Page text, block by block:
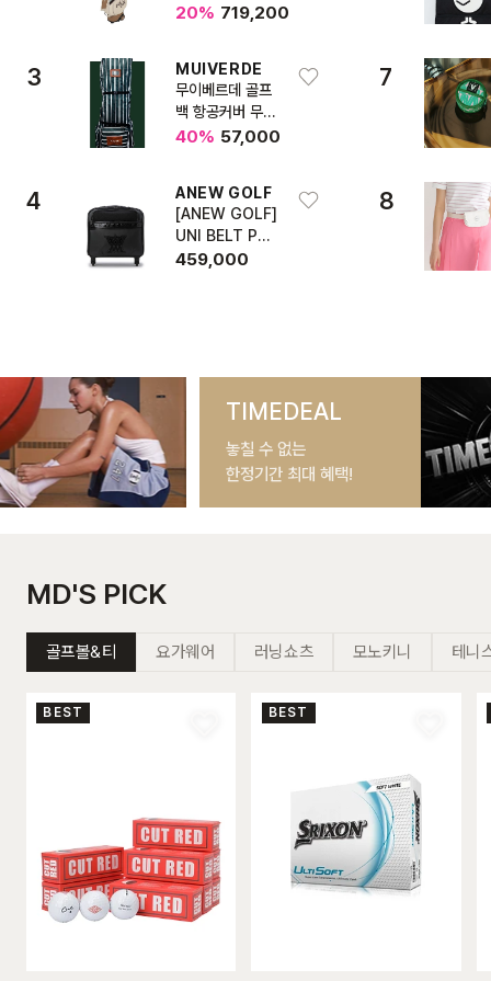
ARK MINT
20% 719,200
3
MUIVERDE
무이베르데 골프
백 항공커버 무베
어01 900D
40% 57,000
4
ANEW GOLF
[ANEW GOLF]
UNI BELT POI
NT QUILTED
459,000
7
8
TIMEDEAL
놓칠 수 없는
한정기간 최대 혜택!
MD'S PICK
골프볼&티 요가웨어 러닝쇼츠 모노키니 테니
BEST BEST